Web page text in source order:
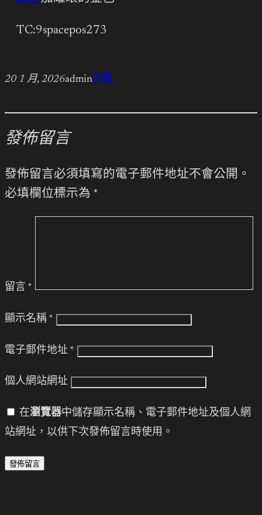
TC:9spacepos273
20 1 月, 2026admin分數
發佈留言
發佈留言必須填寫的電子郵件地址不會公開。
必填欄位標示為 *
留言 *
顯示名稱 *
電子郵件地址 *
個人網站網址
在瀏覽器中儲存顯示名稱、電子郵件地址及個人網
站網址，以供下次發佈留言時使用。